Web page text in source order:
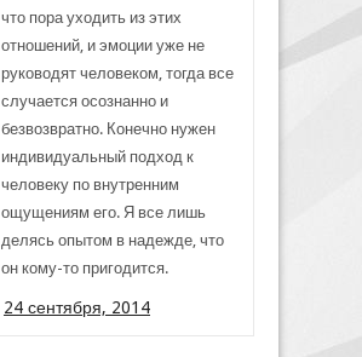
что пора уходить из этих
отношений, и эмоции уже не
руководят человеком, тогда все
случается осознанно и
безвозвратно. Конечно нужен
индивидуальный подход к
человеку по внутренним
ощущениям его. Я все лишь
делясь опытом в надежде, что
он кому-то пригодится.
24 сентября, 2014